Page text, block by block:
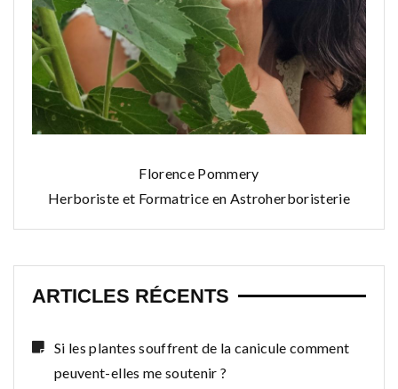
Florence Pommery
Herboriste et Formatrice en Astroherboristerie
ARTICLES RÉCENTS
Si les plantes souffrent de la canicule comment
peuvent-elles me soutenir ?